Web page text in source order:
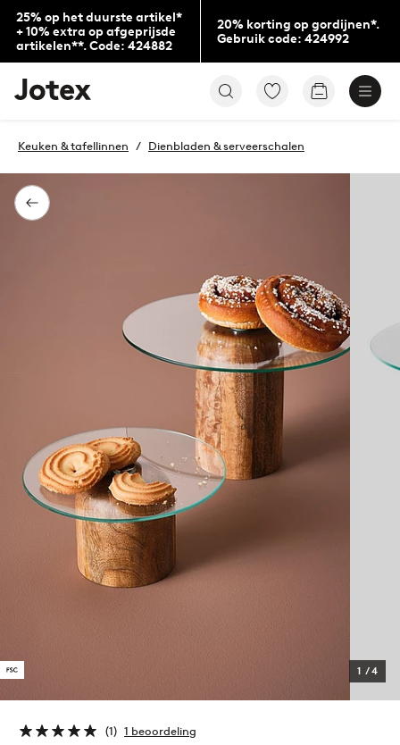
25% op het duurste artikel*
+ 10% extra op afgeprijsde
artikelen**. Code: 424882
20% korting op gordijnen*.
Gebruik code: 424992
Jotex
logo
to
home
page
Ga
gemarkeerde
Go
Terug
Keuken & tafellinnen Dienbladen & serveerschalen
1 /4
1 1 beoordeling